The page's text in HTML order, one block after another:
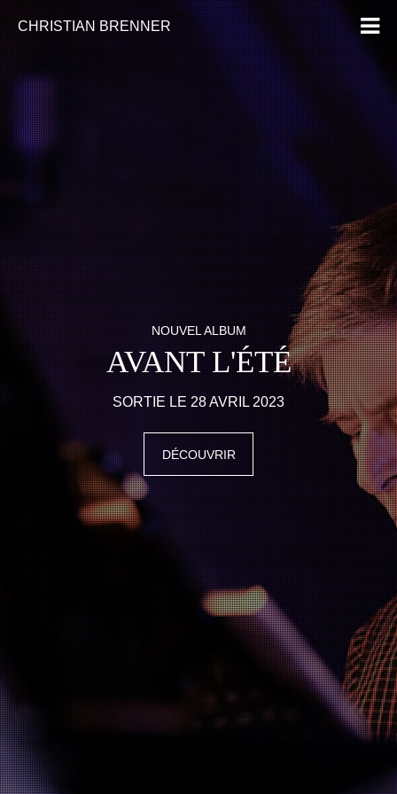
CHRISTIAN BRENNER
NOUVEL ALBUM
AVANT L'ÉTÉ
SORTIE LE 28 AVRIL 2023
DÉCOUVRIR